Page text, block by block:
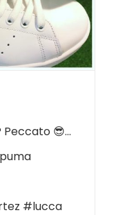
😎...
#lucca